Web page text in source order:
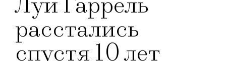
расстались
спустя 10 лет